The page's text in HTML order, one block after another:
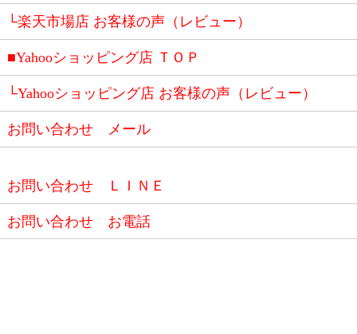
└楽天市場店 お客様の声（レビュー）
■Yahooショッピング店 ＴＯＰ
└Yahooショッピング店 お客様の声（レビュー）
お問い合わせ メール
お問い合わせ ＬＩＮＥ
お問い合わせ お電話